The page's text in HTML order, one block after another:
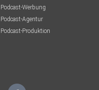
Podcast-Werbung
Podcast-Agentur
Podcast-Produktion